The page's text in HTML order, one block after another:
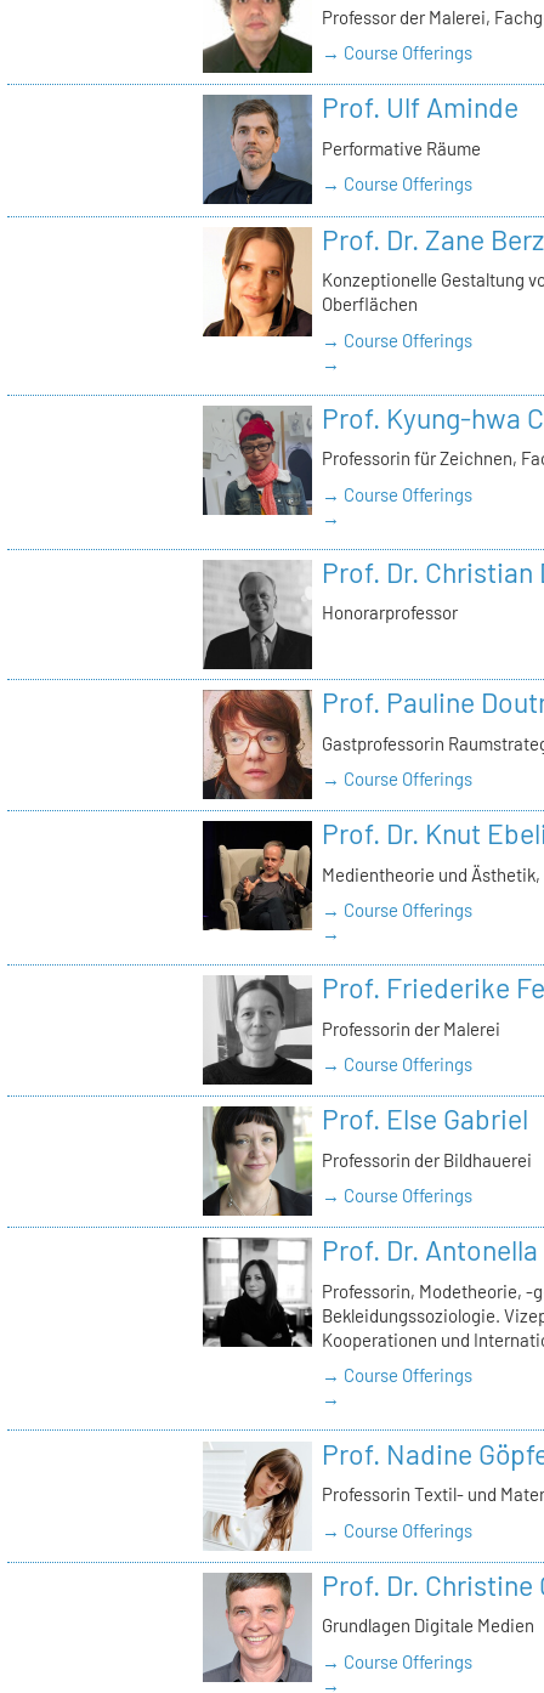
Professor der Malerei,
→ Course Offerings
Prof. Ulf Aminde
Performative Räume
→ Course Offerings
Prof. Dr. Zane
Konzeptionelle Gestaltung
Oberflächen
→ Course Offerings
→
Prof. Kyung-hwa
Professorin für Zeichnen,
→ Course Offerings
→
Prof. Dr. Christian
Honorarprofessor
Prof. Pauline
Gastprofessorin
→ Course Offerings
Prof. Dr. Knut
Medientheorie und
→ Course Offerings
→
Prof. Friederike
Professorin der Malerei
→ Course Offerings
Prof. Else Gabriel
Professorin der Bildhauerei
→ Course Offerings
Prof. Dr.
Professorin, Modetheorie, -
Bekleidungssoziologie.
Kooperationen und
→ Course Offerings
→
Prof. Nadine
Professorin Textil- und
→ Course Offerings
Prof. Dr. Christine
Grundlagen Digitale Medien
→ Course Offerings
→